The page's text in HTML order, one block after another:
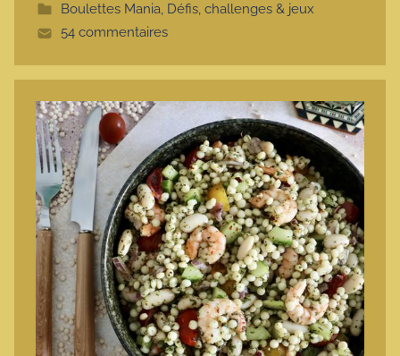
e
Boulettes Mania, Défis, challenges & jeux
54 commentaires